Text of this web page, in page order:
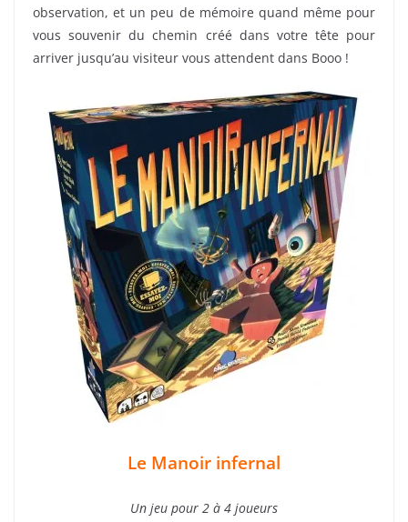
observation, et un peu de mémoire quand même pour
vous souvenir du chemin créé dans votre tête pour
arriver jusqu’au visiteur vous attendent dans Booo !
Le Manoir infernal
Un jeu pour 2 à 4 joueurs